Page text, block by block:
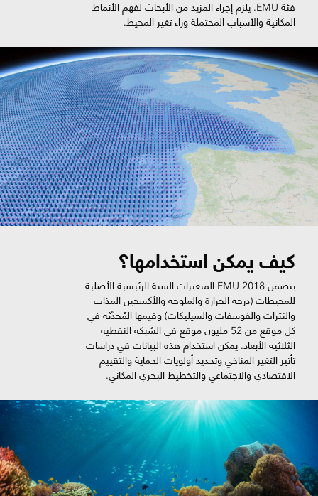
فئة EMU. يلزم إجراء المزيد من الأبحاث لفهم الأنماط
المكانية والأسباب المحتملة وراء تغير المحيط.
كيف يمكن استخدامها؟
يتضمن EMU 2018 المتغيرات الستة الرئيسية الأصلية
للمحيطات (درجة الحرارة والملوحة والأكسجين المذاب
والنترات والفوسفات والسيليكات) وقيمها المُحدَّثة في
كل موقع من 52 مليون موقع في الشبكة النقطية
الثلاثية الأبعاد. يمكن استخدام هذه البيانات في دراسات
تأثير التغير المناخي وتحديد أولويات الحماية والتقييم
الاقتصادي والاجتماعي والتخطيط البحري المكاني.